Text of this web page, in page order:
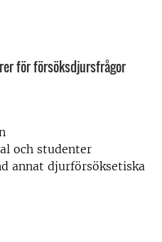
för försöksdjursfrågor
och studenter
annat djurförsöksetiska